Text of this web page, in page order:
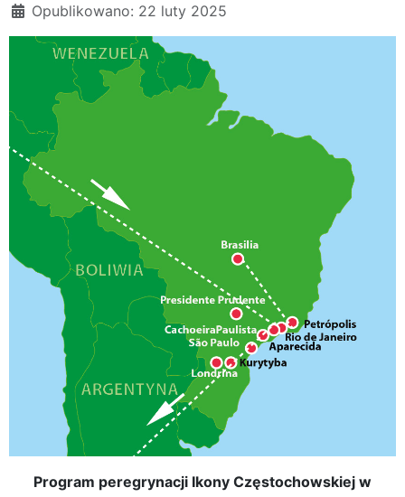
Opublikowano: 22 luty 2025
Program peregrynacji Ikony Częstochowskiej w